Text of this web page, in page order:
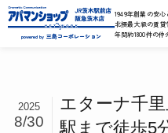
powered by 三島コーポレーション
1949年創業の安心
北摂最大級の賃貸
年間約1800件の仲
エターナ千
駅まで徒歩5
2025
8/30